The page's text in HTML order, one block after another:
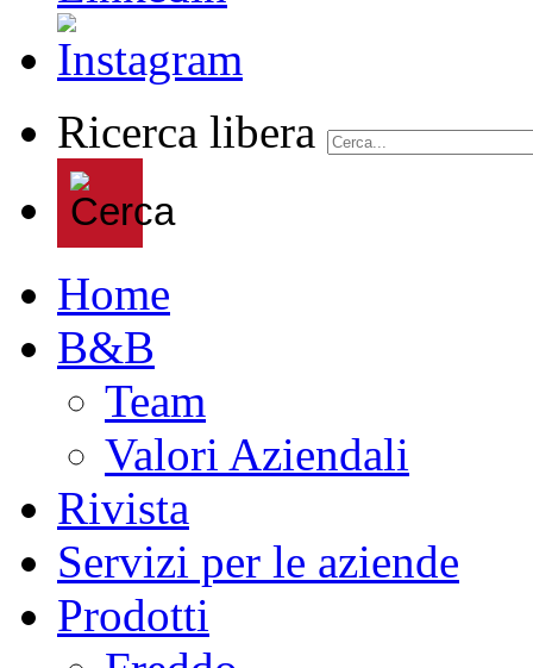
Ricerca libera
Home
B&B
Team
Valori Aziendali
Rivista
Servizi per le aziende
Prodotti